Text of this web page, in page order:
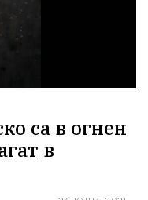
са в огнен
в